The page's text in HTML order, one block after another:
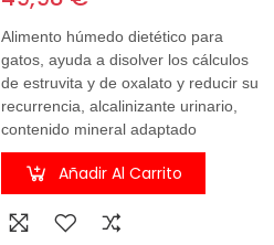
Alimento húmedo dietético para
gatos, ayuda a disolver los cálculos
de estruvita y de oxalato y reducir su
recurrencia, alcalinizante urinario,
contenido mineral adaptado
Añadir Al Carrito